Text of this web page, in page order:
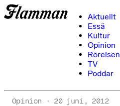
Aktuellt
Essä
Kultur
Opinion
Rörelsen
TV
Poddar
Opinion 20 juni, 2012